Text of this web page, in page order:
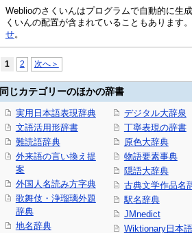
Weblioのさくいんはプログラムで自動的に生
くいんの配置が含まれていることもあります
せ。
1 2 次へ＞
同じカテゴリーのほかの辞書
実用日本語表現辞典
文語活用形辞書
難読語辞典
外来語の言い換え提
案
外国人名読み方字典
歌舞伎・浄瑠璃外題
辞典
地名辞典
デジタル大辞泉
丁寧表現の辞書
原色大辞典
物語要素事典
隠語大辞典
古典文学作品名
駅名辞典
JMnedict
Wiktionary日本